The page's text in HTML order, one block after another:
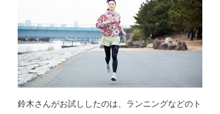
鈴木さんがお試ししたのは、ランニングなどのト